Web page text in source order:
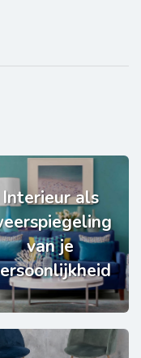
Interieur als
van je